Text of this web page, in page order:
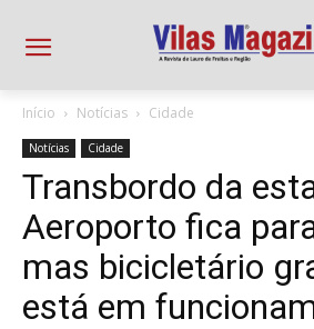
Início Notícias Cidade
Notícias Cidade
Transbordo da
Aeroporto fica
mas bicicletário
está em